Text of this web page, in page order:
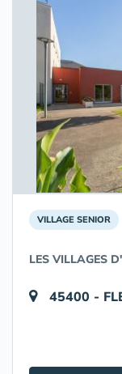
VILLAGE SENIOR
LES VILLAGES
45400 -